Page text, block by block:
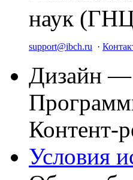
наук
support@ibch.ru ·
Дизайн —
Контент-
Условия